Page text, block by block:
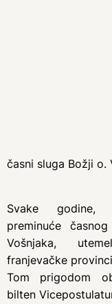
časni sluga Božji o.
Svake godine,
preminuće
Vošnjaka,
franjevačke
Tom prigodom
bilten